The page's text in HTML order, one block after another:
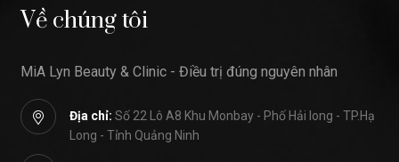
Về chúng tôi
MiA Lyn Beauty & Clinic - Điều trị đúng nguyên nhân
Địa chỉ:Số 22 Lô A8 Khu Monbay - Phố Hải long - TP.Hạ
Long - Tỉnh Quảng Ninh